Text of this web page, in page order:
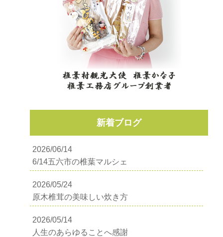
新着ブログ
2026/06/14
6/14五六市の椎葉マルシェ
2026/05/24
原木椎茸の美味しい炊き方
2026/05/14
人生のあらゆることへ感謝